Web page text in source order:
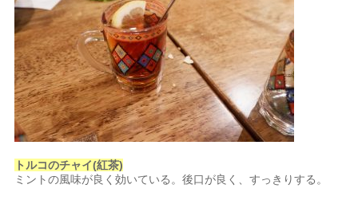
トルコのチャイ(紅茶)
ミントの風味が良く効いている。後口が良く、すっきりする。